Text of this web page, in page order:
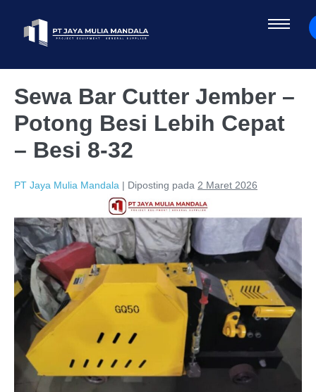
Sewa Bar Cutter Jember –
Potong Besi Lebih Cepat
– Besi 8-32
PT Jaya Mulia Mandala | Diposting pada 2 Maret 2026